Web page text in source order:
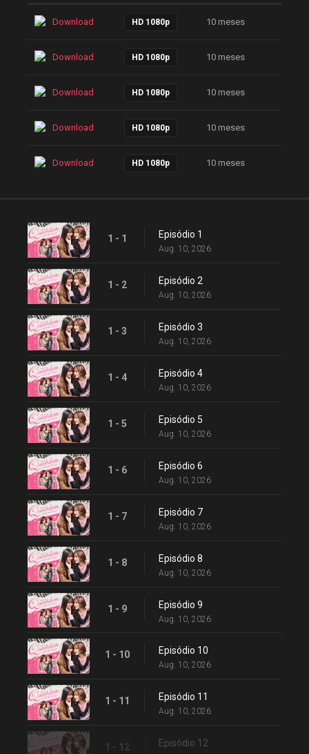
Download HD 1080p 10 meses
Download HD 1080p 10 meses
Download HD 1080p 10 meses
Download HD 1080p 10 meses
Download HD 1080p 10 meses
1 - 1 Episódio 1
Aug. 10, 2026
1 - 2 Episódio 2
Aug. 10, 2026
1 - 3 Episódio 3
Aug. 10, 2026
1 - 4 Episódio 4
Aug. 10, 2026
1 - 5 Episódio 5
Aug. 10, 2026
1 - 6 Episódio 6
Aug. 10, 2026
1 - 7 Episódio 7
Aug. 10, 2026
1 - 8 Episódio 8
Aug. 10, 2026
1 - 9 Episódio 9
Aug. 10, 2026
1 - 10 Episódio 10
Aug. 10, 2026
1 - 11 Episódio 11
Aug. 10, 2026
1 - 12 Episódio 12